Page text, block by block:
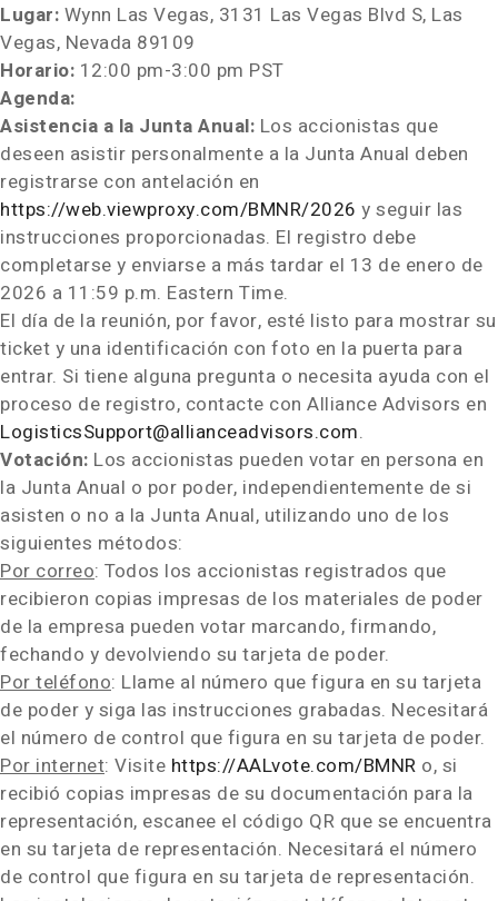
Lugar: Wynn Las Vegas, 3131 Las Vegas Blvd S, Las
Vegas, Nevada 89109
Horario: 12:00 pm-3:00 pm PST
Agenda:
Asistencia a la Junta Anual: Los accionistas que
deseen asistir personalmente a la Junta Anual deben
registrarse con antelación en
https://web.viewproxy.com/BMNR/2026 y seguir las
instrucciones proporcionadas. El registro debe
completarse y enviarse a más tardar el 13 de enero de
2026 a 11:59 p.m. Eastern Time.
El día de la reunión, por favor, esté listo para mostrar su
ticket y una identificación con foto en la puerta para
entrar. Si tiene alguna pregunta o necesita ayuda con el
proceso de registro, contacte con Alliance Advisors en
LogisticsSupport@allianceadvisors.com.
Votación: Los accionistas pueden votar en persona en
la Junta Anual o por poder, independientemente de si
asisten o no a la Junta Anual, utilizando uno de los
siguientes métodos:
Por correo: Todos los accionistas registrados que
recibieron copias impresas de los materiales de poder
de la empresa pueden votar marcando, firmando,
fechando y devolviendo su tarjeta de poder.
Por teléfono: Llame al número que figura en su tarjeta
de poder y siga las instrucciones grabadas. Necesitará
el número de control que figura en su tarjeta de poder.
Por internet: Visite https://AALvote.com/BMNR o, si
recibió copias impresas de su documentación para la
representación, escanee el código QR que se encuentra
en su tarjeta de representación. Necesitará el número
de control que figura en su tarjeta de representación.